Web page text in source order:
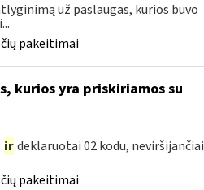
už paslaugas, kurios buvo
pakeitimai
kurios yra priskiriamos su
ir deklaruotai 02 kodu, neviršijančiai
pakeitimai